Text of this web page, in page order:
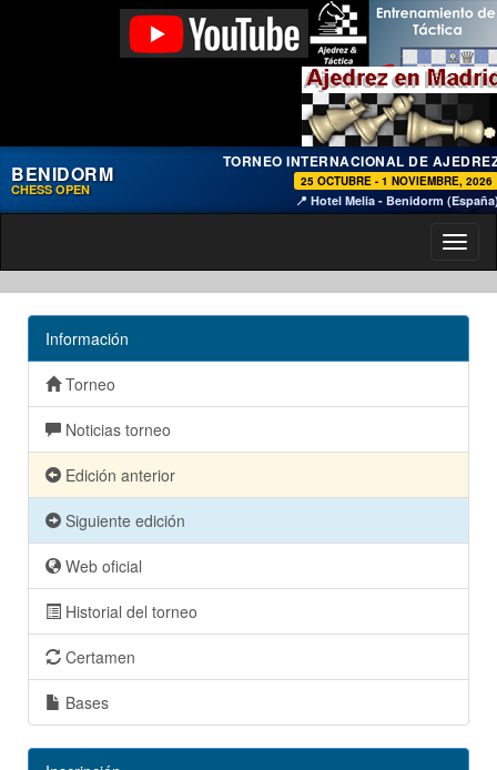
BENIDORM
CHESS OPEN
TORNEO INTERNACIONAL DE
25 OCTUBRE - 1 NOVIEMBRE, 2026
📍 Hotel Melia - Benidorm
Información
Torneo
Noticias torneo
Edición anterior
Siguiente edición
Web oficial
Historial del torneo
Certamen
Bases